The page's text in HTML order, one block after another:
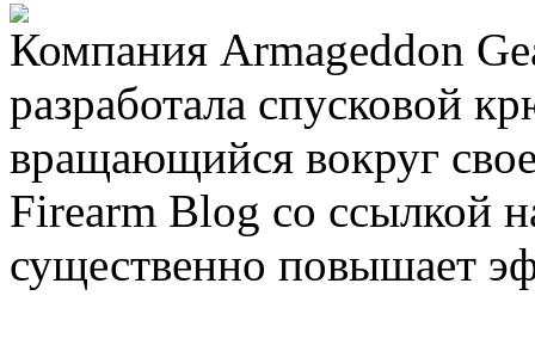
Компания Armageddon
разработала спусковой
вращающийся вокруг
Firearm Blog cо ссылкой
существенно повышает